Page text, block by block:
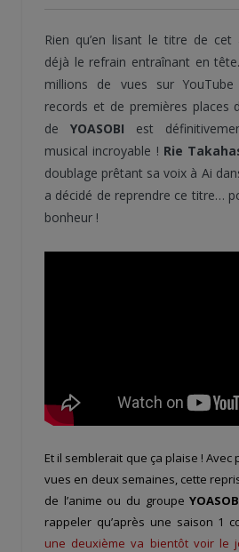
Rien qu’en lisant le titre de
déjà le refrain entraînant en
millions de vues sur
records et de premières places
de YOASOBI est
musical incroyable ! Rie
doublage prêtant sa voix à Ai
a décidé de reprendre ce titre…
bonheur !
Et il semblerait que ça plaise ! Avec
vues en deux semaines, cette
de l’anime ou du groupe
rappeler qu’après une saison 1
une deuxième va bientôt voir le